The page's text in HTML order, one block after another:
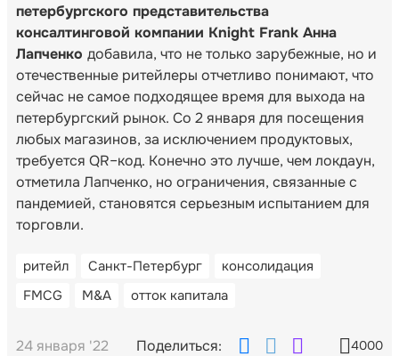
петербургского представительства
консалтинговой компании Knight Frank Анна
Лапченко добавила, что не только зарубежные, но и
отечественные ритейлеры отчетливо понимают, что
сейчас не самое подходящее время для выхода на
петербургский рынок. Со 2 января для посещения
любых магазинов, за исключением продуктовых,
требуется QR–код. Конечно это лучше, чем локдаун,
отметила Лапченко, но ограничения, связанные с
пандемией, становятся серьезным испытанием для
торговли.
ритейл Санкт-Петербург
консолидация
FMCG
M&A отток капитала
24 января '22 Поделиться: 4000